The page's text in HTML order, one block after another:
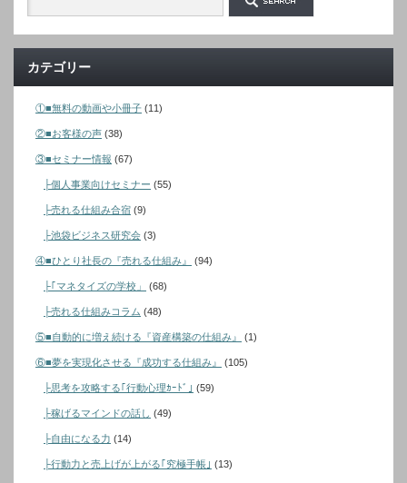
カテゴリー
①■無料の動画や小冊子 (11)
②■お客様の声 (38)
③■セミナー情報 (67)
├個人事業向けセミナー (55)
├売れる仕組み合宿 (9)
├池袋ビジネス研究会 (3)
④■ひとり社長の『売れる仕組み』 (94)
├｢マネタイズの学校」 (68)
├売れる仕組みコラム (48)
⑤■自動的に増え続ける『資産構築の仕組み』 (1)
⑥■夢を実現化させる『成功する仕組み』 (105)
├思考を攻略する｢行動心理ｶｰﾄﾞ｣ (59)
├稼げるマインドの話し (49)
├自由になる力 (14)
├行動力と売上げが上がる｢究極手帳｣ (13)